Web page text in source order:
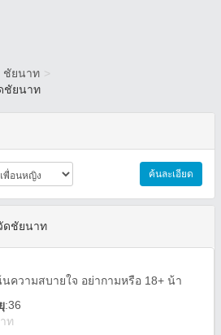
ชัยนาท >
ชัยนาท
ค้นละเอียด
ดชัยนาท
นความสบายใจ อย่ากามหรือ 18+ น้า
:36
ท